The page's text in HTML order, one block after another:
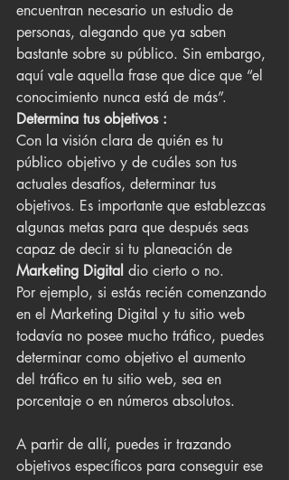
encuentran necesario un estudio de
personas, alegando que ya saben
bastante sobre su público. Sin embargo,
aquí vale aquella frase que dice que “el
conocimiento nunca está de más”.
Determina tus objetivos :
Con la visión clara de quién es tu
público objetivo y de cuáles son tus
actuales desafíos, determinar tus
objetivos. Es importante que establezcas
algunas metas para que después seas
capaz de decir si tu planeación de
Marketing Digital dio cierto o no.
Por ejemplo, si estás recién comenzando
en el Marketing Digital y tu sitio web
todavía no posee mucho tráfico, puedes
determinar como objetivo el aumento
del tráfico en tu sitio web, sea en
porcentaje o en números absolutos.
A partir de allí, puedes ir trazando
objetivos específicos para conseguir ese